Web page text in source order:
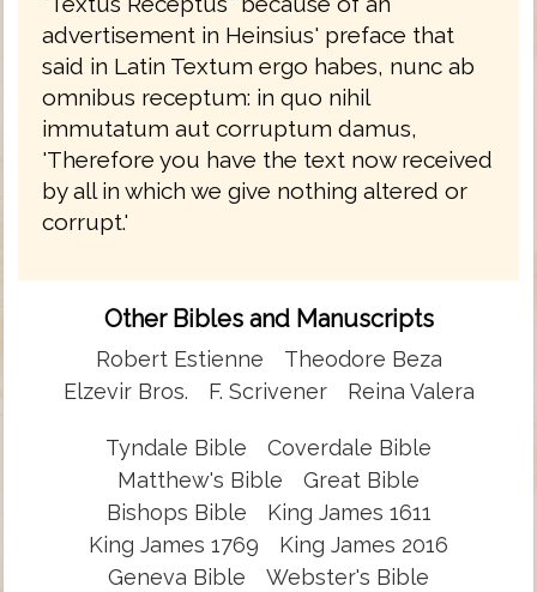
advertisement in Heinsius' preface that
said in Latin Textum ergo habes, nunc ab
omnibus receptum: in quo nihil
immutatum aut corruptum damus,
'Therefore you have the text now received
by all in which we give nothing altered or
corrupt.'
Other Bibles and Manuscripts
Robert Estienne
Theodore Beza
Elzevir Bros.
F. Scrivener Reina Valera
Tyndale Bible
Coverdale Bible
Matthew's Bible
Great Bible
Bishops Bible
King James 1611
King James 1769
King James 2016
Geneva Bible
Webster's Bible